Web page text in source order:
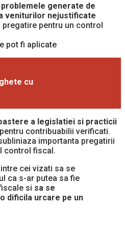
generate de
veniturilor nejustificate
pentru un control
pot fi aplicate
cu
a legislatiei si practicii
contribuabilii verificati.
importanta pregatirii
control fiscal.
cei vizati sa se
ca s-ar putea sa fie
si sa se
dificila urcare pe un